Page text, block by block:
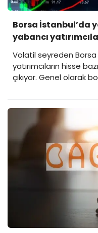
Borsa İstanbul’da
yabancı
Volatil seyreden Borsa
yatırımcıların hisse
çıkıyor. Genel olarak
bazda yüzde 0,1
seyretti. İş Yatırım’ın
sürekli artış eğilimi
enerji şirketlerinden